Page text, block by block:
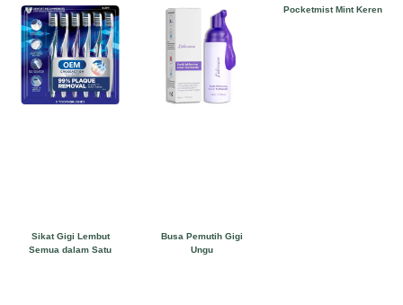
Sikat Gigi Lembut
Semua dalam Satu
Busa Pemutih Gigi
Ungu
Pocketmist Mint Keren